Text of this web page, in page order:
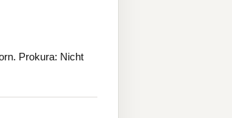
Prokura: Nicht